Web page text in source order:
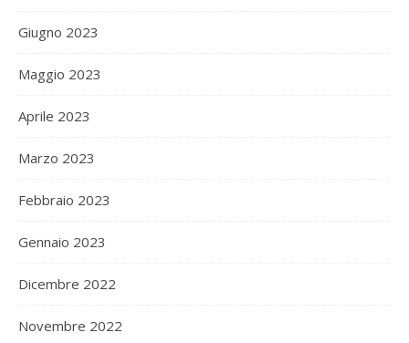
Giugno 2023
Maggio 2023
Aprile 2023
Marzo 2023
Febbraio 2023
Gennaio 2023
Dicembre 2022
Novembre 2022